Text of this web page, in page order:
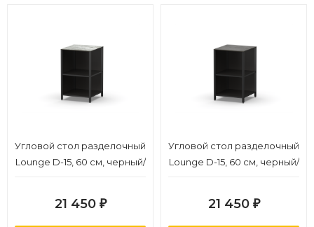
Угловой стол разделочный
Lounge D-15, 60 см, черный/
21 450 ₽
Угловой стол разделочный
Lounge D-15, 60 см, черный/
21 450 ₽